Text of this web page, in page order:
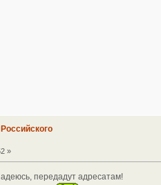
»
передадут адресатам!